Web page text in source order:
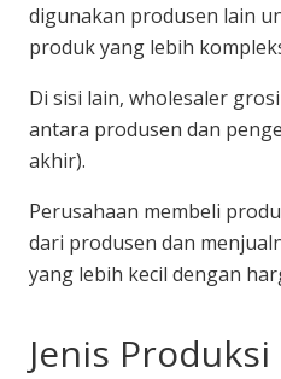
digunakan produsen lain
produk yang lebih
Di sisi lain, wholesaler
antara produsen dan
akhir).
Perusahaan membeli
dari produsen dan
yang lebih kecil dengan
Jenis